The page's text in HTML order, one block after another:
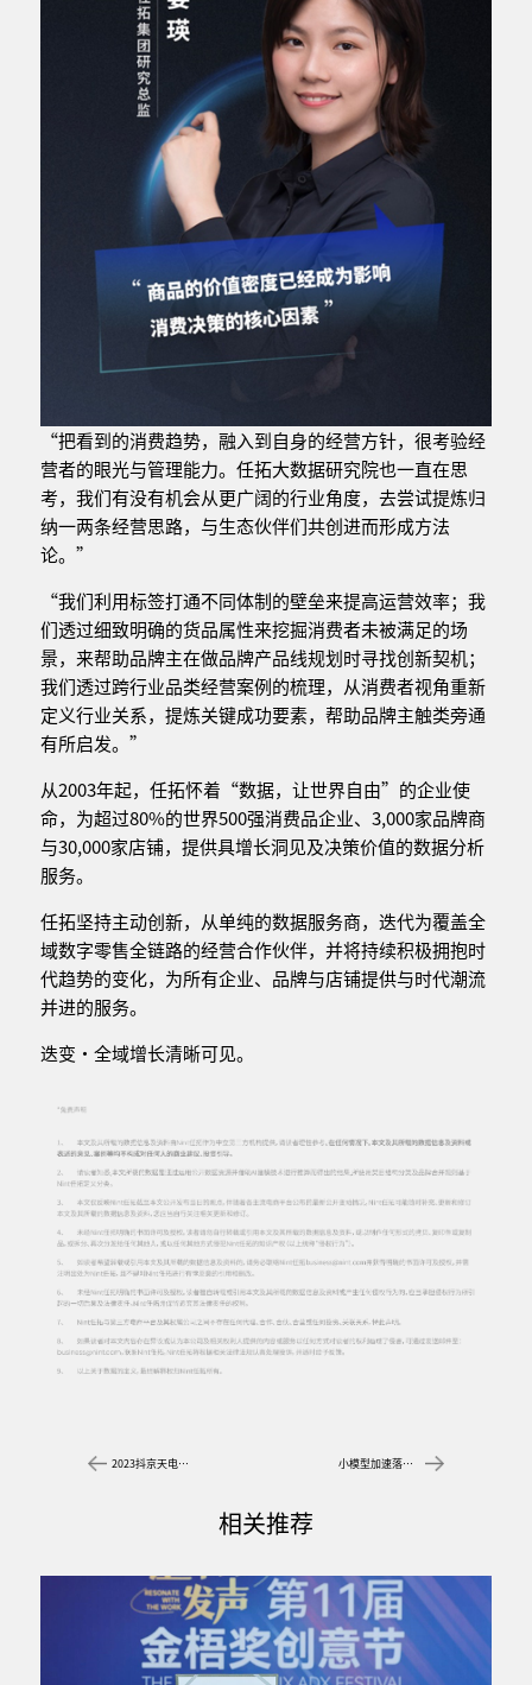
“把看到的消费趋势，融入到自身的经营方针，很考验经
营者的眼光与管理能力。任拓大数据研究院也一直在思
考，我们有没有机会从更广阔的行业角度，去尝试提炼归
纳一两条经营思路，与生态伙伴们共创进而形成方法
论。”
“我们利用标签打通不同体制的壁垒来提高运营效率；我
们透过细致明确的货品属性来挖掘消费者未被满足的场
景，来帮助品牌主在做品牌产品线规划时寻找创新契机；
我们透过跨行业品类经营案例的梳理，从消费者视角重新
定义行业关系，提炼关键成功要素，帮助品牌主触类旁通
有所启发。”
从2003年起，任拓怀着“数据，让世界自由”的企业使
命，为超过80%的世界500强消费品企业、3,000家品牌商
与30,000家店铺，提供具增长洞见及决策价值的数据分析
服务。
任拓坚持主动创新，从单纯的数据服务商，迭代为覆盖全
域数字零售全链路的经营合作伙伴，并将持续积极拥抱时
代趋势的变化，为所有企业、品牌与店铺提供与时代潮流
并进的服务。
迭变·全域增长清晰可见。
2023抖京天电商节营销日历 小模型加速落地应用：品牌通往未来的「半步之遥」
相关推荐